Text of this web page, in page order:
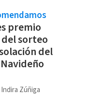
premio
sorteo
del
Indira Zúñiga